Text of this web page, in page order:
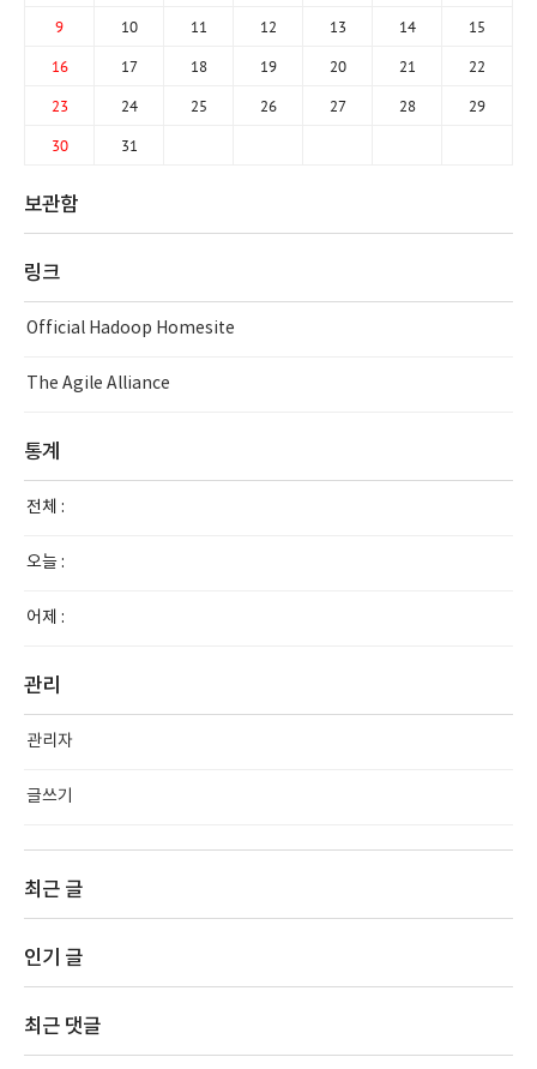
9 10 11 12 13 14 15
16 17 18 19 20 21 22
23 24 25 26 27 28 29
30 31
보관함
링크
Official Hadoop Homesite
The Agile Alliance
통계
전체 :
오늘 :
어제 :
관리
관리자
글쓰기
최근 글
인기 글
최근 댓글